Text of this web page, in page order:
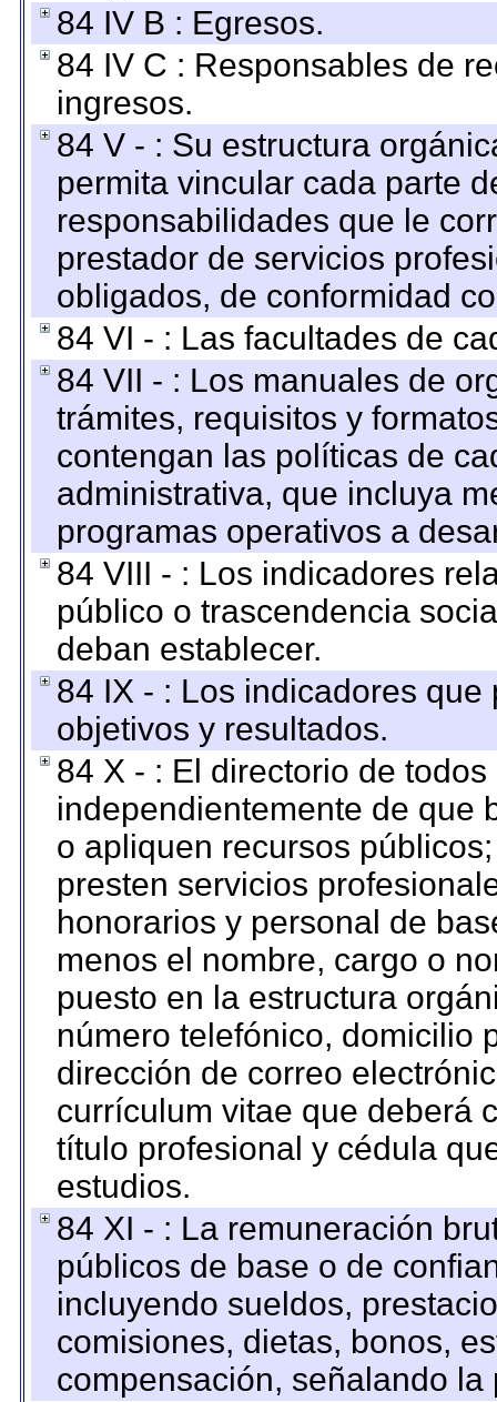
84 IV B : Egresos.
84 IV C : Responsables de
ingresos.
84 V - : Su estructura
permita vincular cada parte
responsabilidades que le
prestador de servicios
obligados, de conformidad
84 VI - : Las facultades de
84 VII - : Los manuales de
trámites, requisitos y
contengan las políticas de
administrativa, que incluya
programas operativos a
84 VIII - : Los indicadores
público o trascendencia
deban establecer.
84 IX - : Los indicadores
objetivos y resultados.
84 X - : El directorio de
independientemente de que
o apliquen recursos
presten servicios
honorarios y personal de
menos el nombre, cargo o
puesto en la estructura
número telefónico, domicilio
dirección de correo
currículum vitae que deberá
título profesional y cédula
estudios.
84 XI - : La remuneración
públicos de base o de
incluyendo sueldos,
comisiones, dietas, bonos,
compensación, señalando